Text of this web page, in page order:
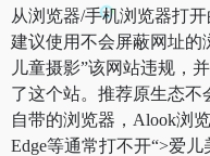
从浏览器/手机浏览器打
建议使用不会屏蔽网址的
儿童摄影”该网站违规，
了这个站。推荐原生态不
自带的浏览器，Alook浏
Edge等通常打不开“>爱